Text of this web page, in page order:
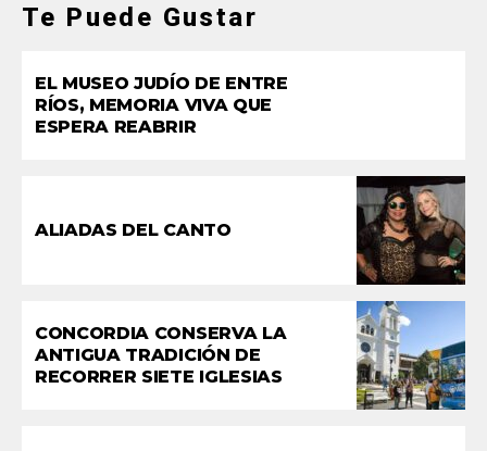
Te Puede Gustar
EL MUSEO JUDÍO DE ENTRE
RÍOS, MEMORIA VIVA QUE
ESPERA REABRIR
ALIADAS DEL CANTO
CONCORDIA CONSERVA LA
ANTIGUA TRADICIÓN DE
RECORRER SIETE IGLESIAS